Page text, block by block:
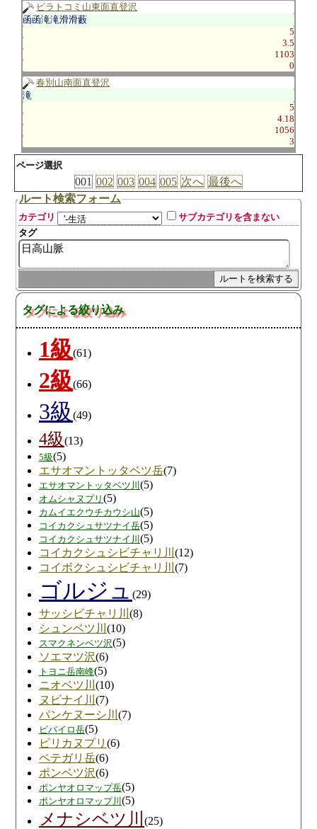
ピラトコミ山東面直登沢
函函滝滝滑滑藪
5
3.5
1103
0
春別山南面直登沢
滝
5
4.18
1056
3
ページ選択
001 002 003 004 005 次へ 最後へ
ルート検索フォーム
カテゴリ
サブカテゴリを含まない
タグ
タグによる絞り込み
1級(61)
2級(66)
3級 (49)
4級(13)
5級(5)
エサオマントッタベツ岳(7)
エサオマントッタベツ川 (5)
オムシャヌプリ (5)
カムイエクウチカウシ山(5)
コイカクシュサツナイ岳(5)
コイカクシュサツナイ川 (5)
コイカクシュシビチャリ川 (12)
コイボクシュシビチャリ川 (7)
ゴルジュ (29)
サッシビチャリ川 (8)
シュンベツ川 (10)
スマクネンベツ沢(5)
ソエマツ沢(6)
トヨニ岳南峰(5)
ニオベツ川 (10)
ヌビナイ川 (7)
パンケヌーシ川 (7)
ピパイロ岳(5)
ピリカヌプリ (6)
ペテガリ岳(6)
ポンベツ沢(6)
ポンヤオロマップ岳(5)
ポンヤオロマップ川 (5)
メナシベツ川 (25)